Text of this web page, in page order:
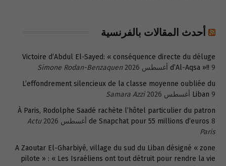
أحدث المقالات بالفرنسية
Victoire d’Abdul El-Sayed: « conséquence directe du déluge
d’Al-Aqsa »!! 9 أغسطس 2026
Simone Rodan-Benzaquen
L’effondrement silencieux de la classe moyenne oubliée du
Liban 9 أغسطس 2026
Samara Azzi
À Paris, Rodolphe Saadé rachète l’hôtel particulier du patron
de Snapchat pour 55 millions d’euros 8 أغسطس 2026
Actu
Paris
A Zaoutar El-Gharbiyé, village du sud du Liban désigné « zone
pilote » : « Les Israéliens ont tout détruit pour rendre la vie